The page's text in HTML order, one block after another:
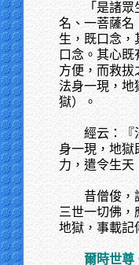
「是諸
名、一菩薩名
生，既口念，
口念。其心
方便，而救拔
法身一現，地
獄）。
經云：『
身一現，地獄
力，遣令生天
昔僧俊，
三世一切佛，
地獄，事載記
爾時世尊